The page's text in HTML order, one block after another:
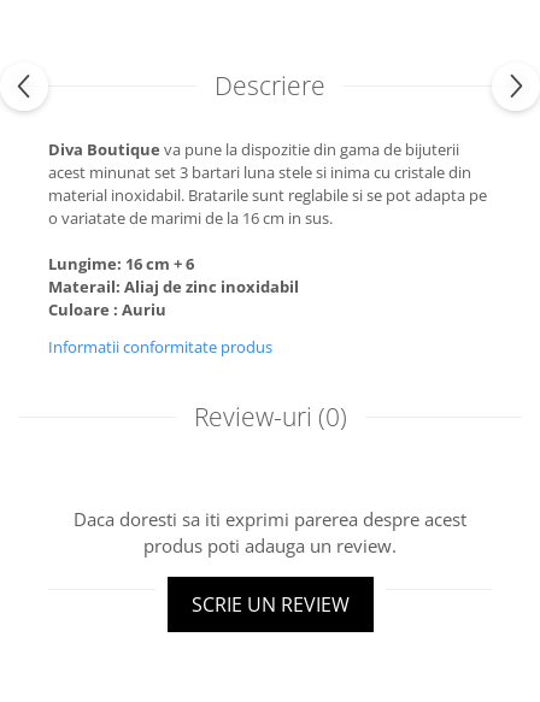
Descriere
Diva Boutique va pune la dispozitie din gama de bijuterii
acest minunat set 3 bartari luna stele si inima cu cristale din
material inoxidabil. Bratarile sunt reglabile si se pot adapta pe
o variatate de marimi de la 16 cm in sus.
Lungime: 16 cm + 6
Materail: Aliaj de zinc inoxidabil
Culoare : Auriu
Informatii conformitate produs
Review-uri (0)
Daca doresti sa iti exprimi parerea despre acest
produs poti adauga un review.
SCRIE UN REVIEW